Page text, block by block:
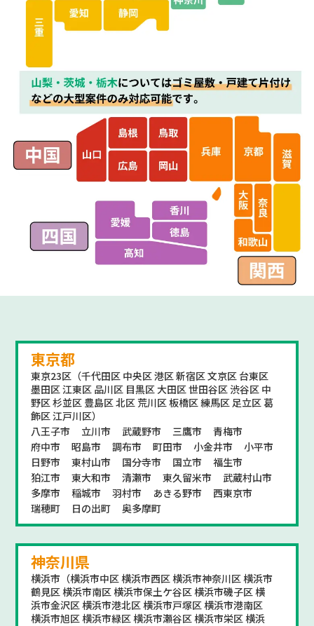
東京都
東京23区（千代田区 中央区 港区 新宿区 文京区 台東区
墨田区 江東区 品川区 目黒区 大田区 世田谷区 渋谷区 中
野区 杉並区 豊島区 北区 荒川区 板橋区 練馬区 足立区 葛
飾区 江戸川区）
八王子市
立川市 武蔵野市 三鷹市
青梅市
府中市
昭島市 調布市 町田市 小金井市
小平市
日野市
東村山市 国分寺市 国立市
福生市
狛江市
東大和市 清瀬市 東久留米市
武蔵村山市
多摩市
稲城市 羽村市 あきる野市
西東京市
瑞穂町
日の出町 奥多摩町
神奈川県
横浜市（横浜市中区 横浜市西区 横浜市神奈川区 横浜市
鶴見区 横浜市南区 横浜市保土ケ谷区 横浜市磯子区 横
浜市金沢区 横浜市港北区 横浜市戸塚区 横浜市港南区
横浜市旭区 横浜市緑区 横浜市瀬谷区 横浜市栄区 横浜